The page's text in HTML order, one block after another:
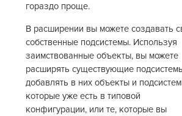
гораздо проще.
В расширении вы можете создавать
собственные подсистемы. Используя
заимствованные объекты, вы можете
расширять существующие
добавлять в них объекты и
которые уже есть в типовой
конфигурации, или те, которые вы